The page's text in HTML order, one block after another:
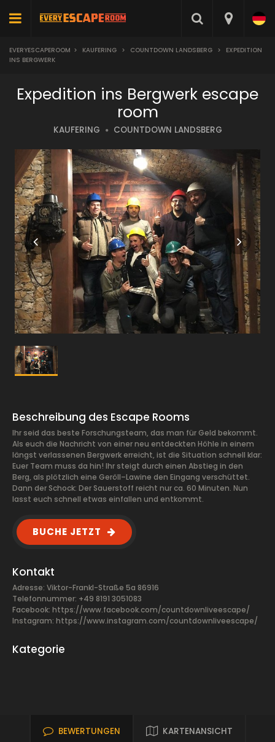
EVERYESCAPEROOM > KAUFERING > COUNTDOWN LANDSBERG >
EXPEDITION
INS BERGWERK
Expedition ins Bergwerk escape
room
KAUFERING COUNTDOWN LANDSBERG
Beschreibung des Escape Rooms
Ihr seid das beste Forschungsteam, das man für Geld bekommt.
Als euch die Nachricht von einer neu entdeckten Höhle in einem
längst verlassenen Bergwerk erreicht, ist die Situation schnell klar:
Euer Team muss da hin! Ihr steigt durch einen Abstieg in den
Berg, als plötzlich eine Geröll–Lawine den Eingang verschüttet.
Dann der Schock: Der Sauerstoff reicht nur ca. 60 Minuten. Nun
lasst euch schnell etwas einfallen und entkommt.
BUCHE JETZT
Kontakt
Adresse: Viktor-Frankl-Straße 5a 86916
Telefonnummer: +49 8191 3051083
Facebook: https://www.facebook.com/countdownliveescape/
Instagram: https://www.instagram.com/countdownliveescape/
Kategorie
BEWERTUNGEN KARTENANSICHT